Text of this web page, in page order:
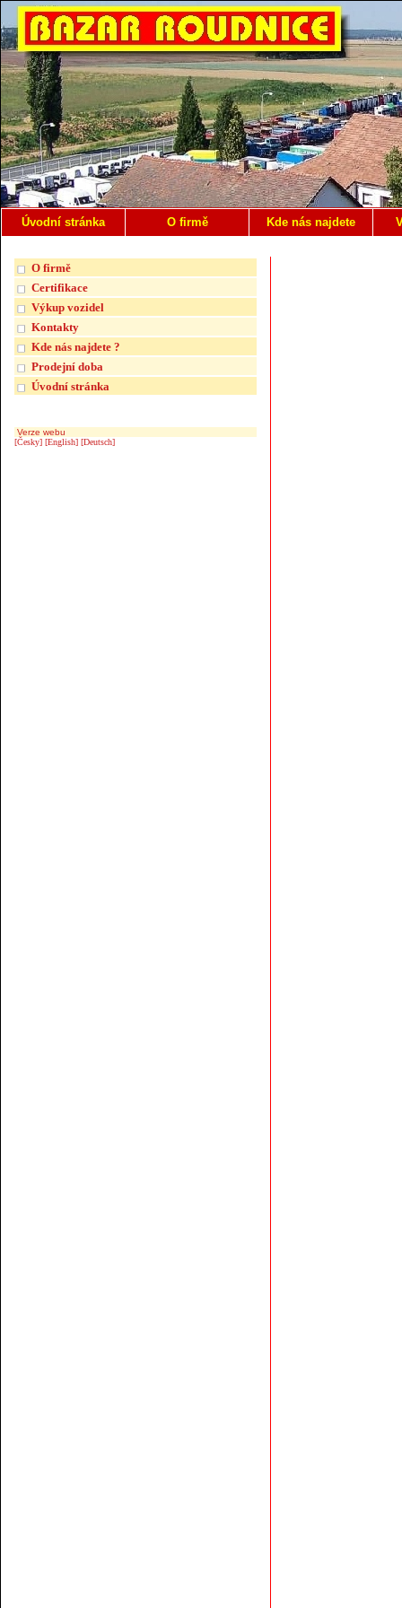
Úvodní stránka O firmě Kde nás najdete
O firmě
Certifikace
Výkup vozidel
Kontakty
Kde nás najdete ?
Prodejní doba
Úvodní stránka
Verze webu
[Česky] [English] [Deutsch]